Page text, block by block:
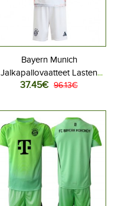
Bayern Munich
Jalkapallovaatteet Lasten
Vieraspeliasu 2025-26
housut)
37.45€ 96.13€